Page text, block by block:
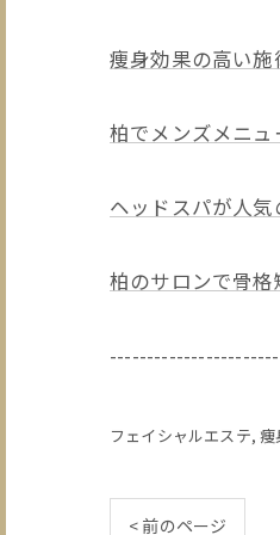
痩身効果の高い
柏でメンズメニ
ヘッドスパが人
柏のサロンで骨格
フェイシャルエステ 痩
< 前のページ